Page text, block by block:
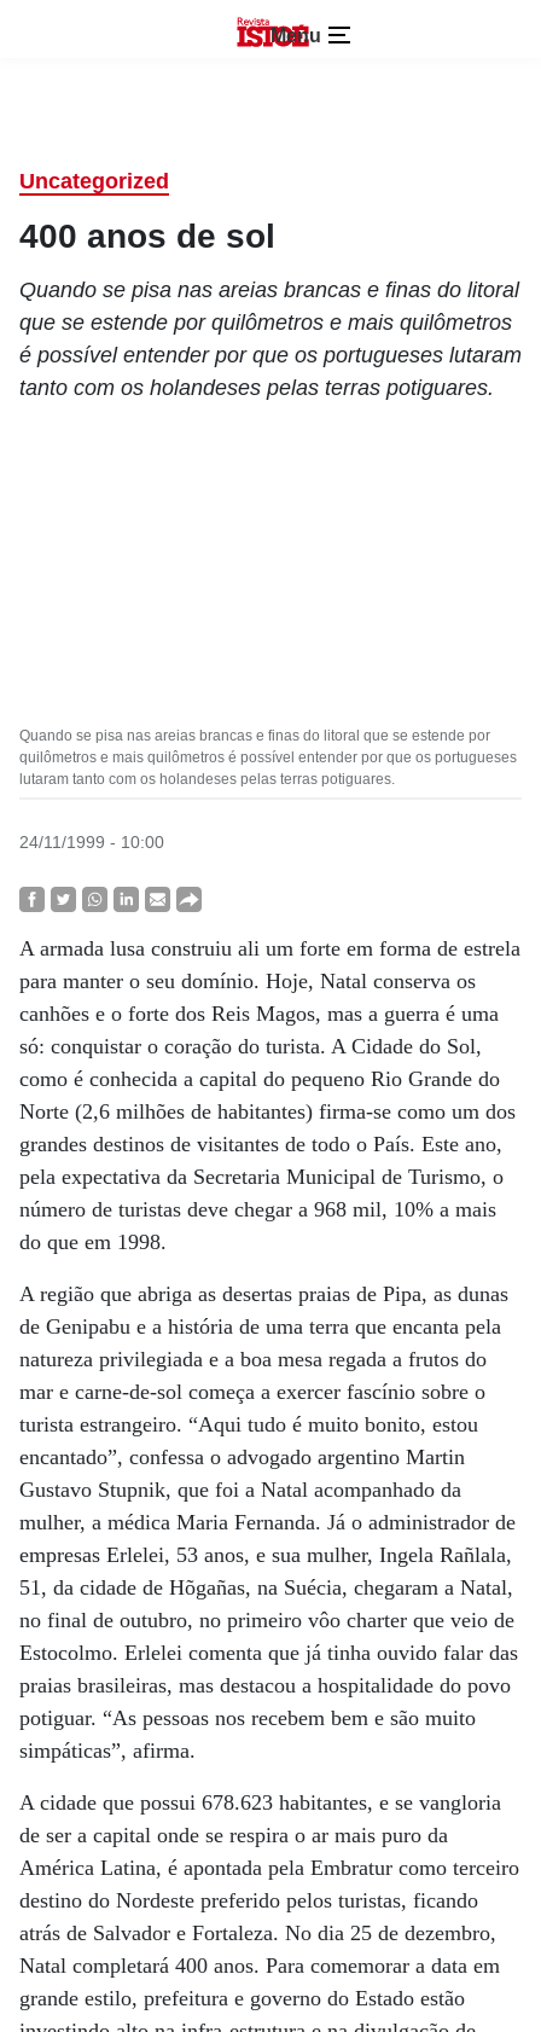
Menu
Uncategorized
400 anos de sol
Quando se pisa nas areias brancas e finas do litoral
que se estende por quilômetros e mais quilômetros
é possível entender por que os portugueses lutaram
tanto com os holandeses pelas terras potiguares.
Quando se pisa nas areias brancas e finas do litoral que se estende por
quilômetros e mais quilômetros é possível entender por que os portugueses
lutaram tanto com os holandeses pelas terras potiguares.
24/11/1999 - 10:00
A armada lusa construiu ali um forte em forma de estrela
para manter o seu domínio. Hoje, Natal conserva os
canhões e o forte dos Reis Magos, mas a guerra é uma
só: conquistar o coração do turista. A Cidade do Sol,
como é conhecida a capital do pequeno Rio Grande do
Norte (2,6 milhões de habitantes) firma-se como um dos
grandes destinos de visitantes de todo o País. Este ano,
pela expectativa da Secretaria Municipal de Turismo, o
número de turistas deve chegar a 968 mil, 10% a mais
do que em 1998.
A região que abriga as desertas praias de Pipa, as dunas
de Genipabu e a história de uma terra que encanta pela
natureza privilegiada e a boa mesa regada a frutos do
mar e carne-de-sol começa a exercer fascínio sobre o
turista estrangeiro. “Aqui tudo é muito bonito, estou
encantado”, confessa o advogado argentino Martin
Gustavo Stupnik, que foi a Natal acompanhado da
mulher, a médica Maria Fernanda. Já o administrador de
empresas Erlelei, 53 anos, e sua mulher, Ingela Rañlala,
51, da cidade de Hõgañas, na Suécia, chegaram a Natal,
no final de outubro, no primeiro vôo charter que veio de
Estocolmo. Erlelei comenta que já tinha ouvido falar das
praias brasileiras, mas destacou a hospitalidade do povo
potiguar. “As pessoas nos recebem bem e são muito
simpáticas”, afirma.
A cidade que possui 678.623 habitantes, e se vangloria
de ser a capital onde se respira o ar mais puro da
América Latina, é apontada pela Embratur como terceiro
destino do Nordeste preferido pelos turistas, ficando
atrás de Salvador e Fortaleza. No dia 25 de dezembro,
Natal completará 400 anos. Para comemorar a data em
grande estilo, prefeitura e governo do Estado estão